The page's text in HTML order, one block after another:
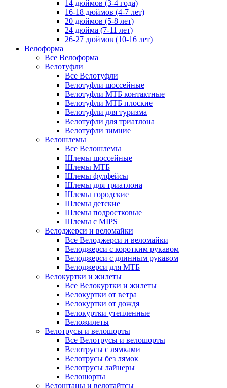
14 дюймов (3-4 года)
16-18 дюймов (4-7 лет)
20 дюймов (5-8 лет)
24 дюйма (7-11 лет)
26-27 дюймов (10-16 лет)
Велоформа
Все Велоформа
Велотуфли
Все Велотуфли
Велотуфли шоссейные
Велотуфли МТБ контактные
Велотуфли МТБ плоские
Велотуфли для туризма
Велотуфли для триатлона
Велотуфли зимние
Велошлемы
Все Велошлемы
Шлемы шоссейные
Шлемы МТБ
Шлемы фулфейсы
Шлемы для триатлона
Шлемы городские
Шлемы детские
Шлемы подростковые
Шлемы с MIPS
Велоджерси и веломайки
Все Велоджерси и веломайки
Велоджерси с коротким рукавом
Велоджерси с длинным рукавом
Велоджерси для МТБ
Велокуртки и жилеты
Все Велокуртки и жилеты
Велокуртки от ветра
Велокуртки от дождя
Велокуртки утепленные
Веложилеты
Велотрусы и велошорты
Все Велотрусы и велошорты
Велотрусы с лямками
Велотрусы без лямок
Велотрусы лайнеры
Велошорты
Велоштаны и велотайтсы